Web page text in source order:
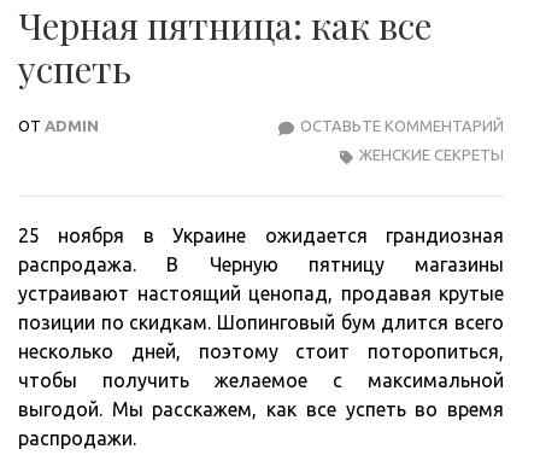
Черная пятница: как все
успеть
ОТ ADMIN ОСТАВЬТЕ КОММЕНТАРИЙ
ЖЕНСКИЕ СЕКРЕТЫ
25 ноября в Украине ожидается грандиозная
распродажа. В Черную пятницу магазины
устраивают настоящий ценопад, продавая крутые
позиции по скидкам. Шопинговый бум длится всего
несколько дней, поэтому стоит поторопиться,
чтобы получить желаемое с максимальной
выгодой. Мы расскажем, как все успеть во время
распродажи.